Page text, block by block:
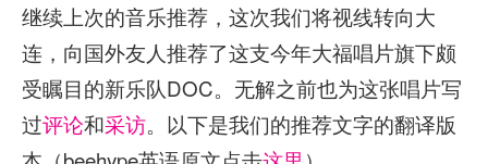
继续上次的音乐推荐，这次我们将视线转向大
连，向国外友人推荐了这支今年大福唱片旗下颇
受瞩目的新乐队DOC。无解之前也为这张唱片写
过评论和采访。以下是我们的推荐文字的翻译版